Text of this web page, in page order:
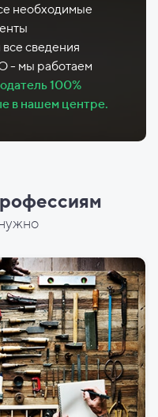
необходимые
сведения
- мы работаем
100%
в нашем центре.